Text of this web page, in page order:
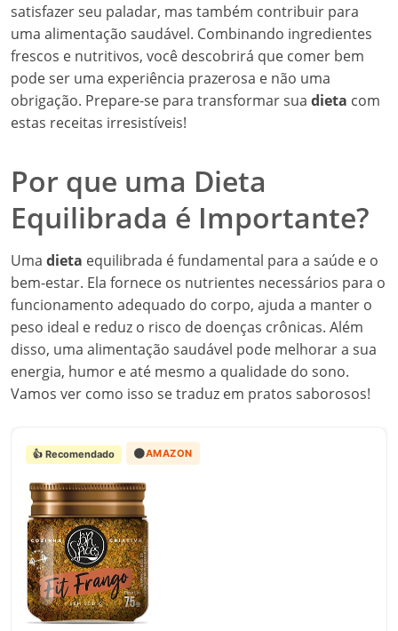
satisfazer seu paladar, mas também contribuir para
uma alimentação saudável. Combinando ingredientes
frescos e nutritivos, você descobrirá que comer bem
pode ser uma experiência prazerosa e não uma
obrigação. Prepare-se para transformar sua dieta com
estas receitas irresistíveis!
Por que uma Dieta
Equilibrada é Importante?
Uma dieta equilibrada é fundamental para a saúde e o
bem-estar. Ela fornece os nutrientes necessários para o
funcionamento adequado do corpo, ajuda a manter o
peso ideal e reduz o risco de doenças crônicas. Além
disso, uma alimentação saudável pode melhorar a sua
energia, humor e até mesmo a qualidade do sono.
Vamos ver como isso se traduz em pratos saborosos!
👍 Recomendado 🟠AMAZON